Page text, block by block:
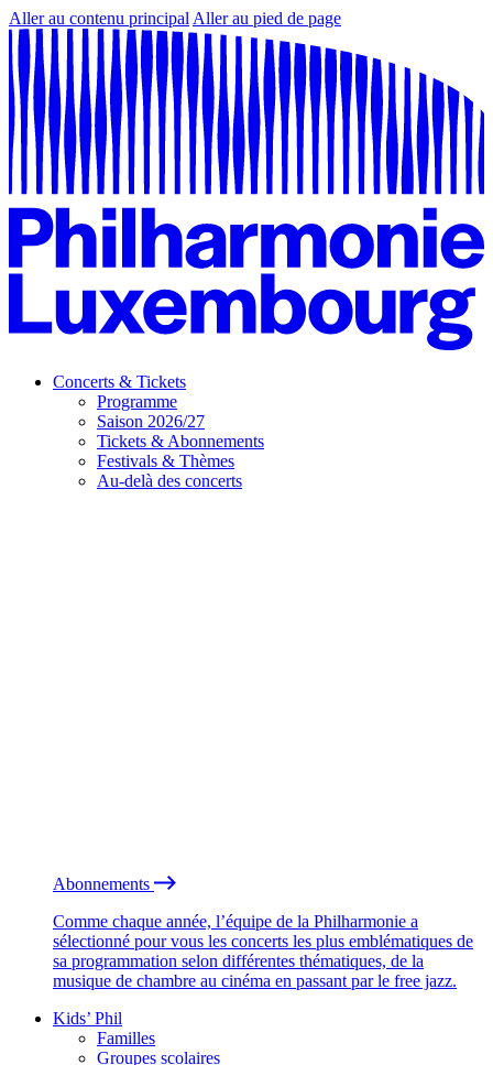
Aller au contenu principal Aller au pied de page
Concerts & Tickets
Programme
Saison 2026/27
Tickets & Abonnements
Festivals & Thèmes
Au-delà des concerts
Abonnements
Comme chaque année, l’équipe de la Philharmonie a
sélectionné pour vous les concerts les plus emblématiques de
sa programmation selon différentes thématiques, de la
musique de chambre au cinéma en passant par le free jazz.
Kids’ Phil
Familles
Groupes scolaires